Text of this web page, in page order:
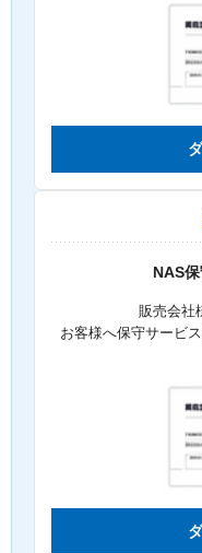
NAS
販売会社
お客様へ保守サービ